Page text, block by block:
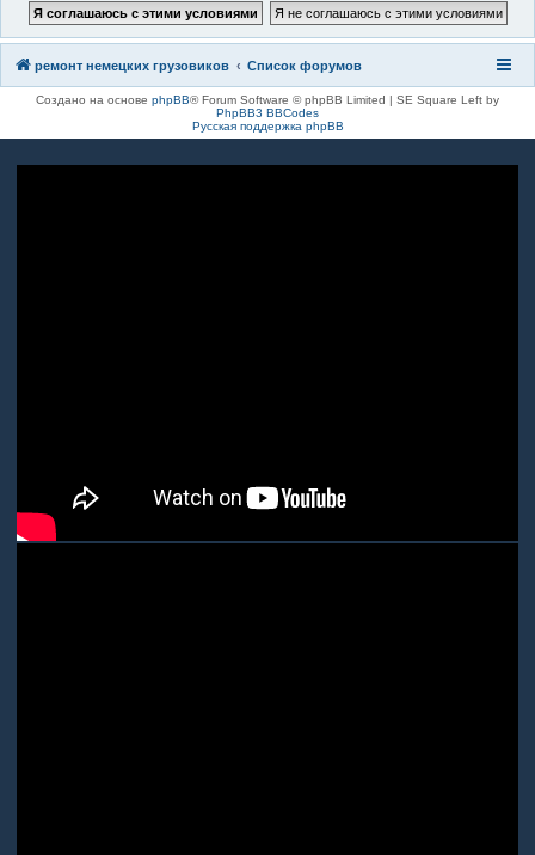
ремонт немецких грузовиков Список форумов
Создано на основе phpBB® Forum Software © phpBB Limited | SE Square Left by
PhpBB3 BBCodes
Русская поддержка phpBB